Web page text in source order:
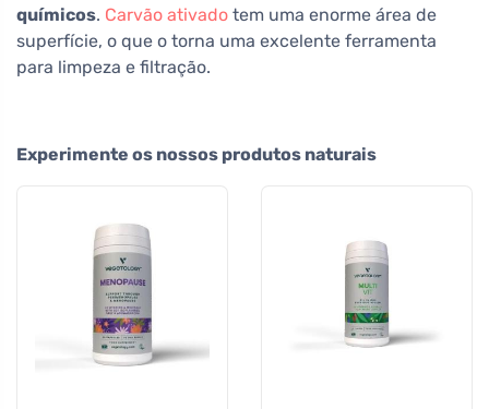
químicos. Carvão ativado tem uma enorme área de
superfície, o que o torna uma excelente ferramenta
para limpeza e filtração.
Experimente os nossos produtos naturais